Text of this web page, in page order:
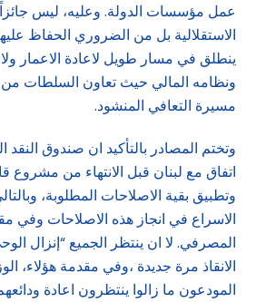
عمل مؤسسات الدولة. وعليه، ليس
الاستقلالية بل من الضروري الحفاظ
ينطلق في مسار طويل لاعادة الاعمار
ونظامه المالي حيث تعاون السلطات
مسيرة التعافي المنشود.
وتختم المصادر بالتأكيد ان صندوق النقد
اتفاق مع لبنان قبل الانتهاء من مشروع
وتطبيق بقية الاصلاحات المطلوبة،
الاسراع في انجاز هذه الاصلاحات وفي
المصرفي. لا ان ينتظر الجميع “إنزال
الانقاذ مرة جديدة ،وفي مقدمة هؤلاء،
المودعون ما زالوا ينتظرون اعادة